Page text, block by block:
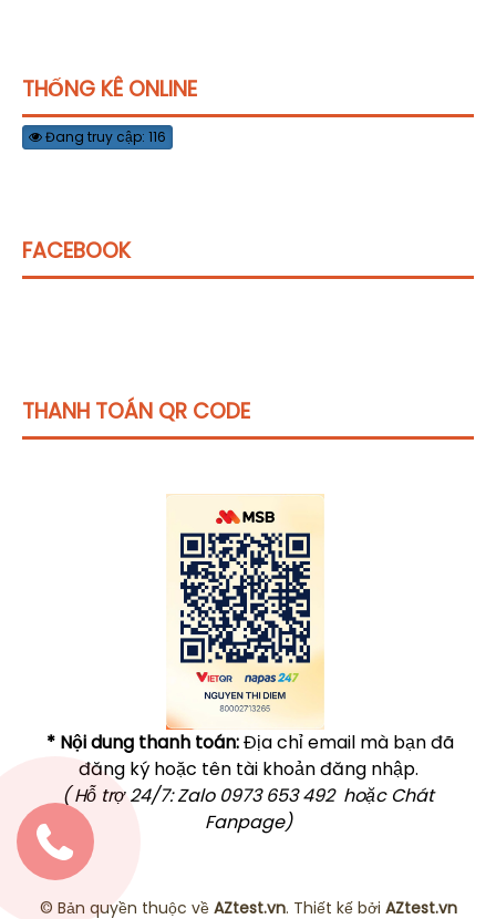
THỐNG KÊ ONLINE
Đang truy cập: 116
FACEBOOK
THANH TOÁN QR CODE
* Nội dung thanh toán:Địa chỉ email mà bạn đã
đăng ký hoặc tên tài khoản đăng nhập.
( Hỗ trợ 24/7: Zalo 0973 653 492 hoặc Chát
Fanpage)
© Bản quyền thuộc về AZtest.vn. Thiết kế bởi AZtest.vn